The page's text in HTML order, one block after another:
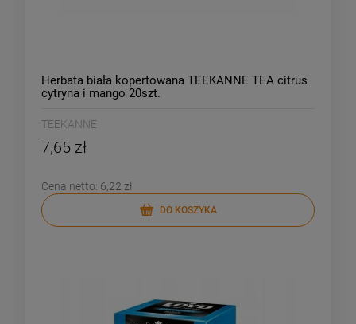
Herbata biała kopertowana TEEKANNE TEA citrus
cytryna i mango 20szt.
TEEKANNE
7,65 zł
Cena netto: 6,22 zł
DO KOSZYKA